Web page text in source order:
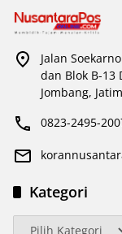
Jalan
dan Blok B-13
Jombang,
0823-2495-
Kategori
Kategori